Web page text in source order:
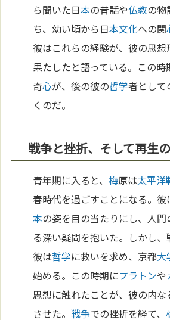
ら聞いた日本の昔話や仏教の物
ち、幼い頃から日本文化への関
彼はこれらの経験が、彼の思
果たしたと語っている。この
奇心が、後の彼の哲学者として
くのだ。
戦争と挫折、そして再生
青年期に入ると、梅原は太平洋
春時代を過ごすことになる。彼
本の姿を目の当たりにし、人間
る深い疑問を抱いた。しかし、
彼は哲学に救いを求め、京都大
始める。この時期にプラトンや
思想に触れたことが、彼の内な
させた。戦争での挫折を経て、